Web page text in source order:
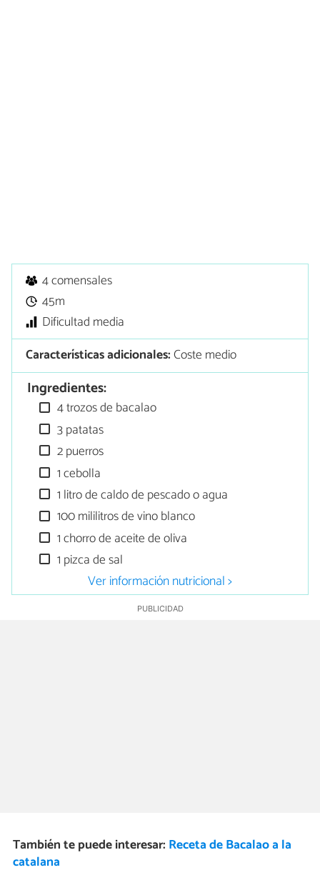
4 comensales
45m
Dificultad media
Características adicionales:Coste medio
Ingredientes:
4 trozos de bacalao
3 patatas
2 puerros
1 cebolla
1 litro de caldo de pescado o agua
100 mililitros de vino blanco
1 chorro de aceite de oliva
1 pizca de sal
Ver información nutricional >
También te puede interesar: Receta de Bacalao a la
catalana